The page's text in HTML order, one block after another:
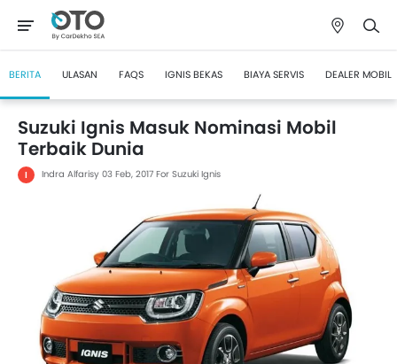
BERITA ULASAN FAQS IGNIS BEKAS BIAYA SERVIS DEALER MOBIL
Suzuki Ignis Masuk Nominasi Mobil
Terbaik Dunia
I Indra Alfarisy 03 Feb, 2017 For Suzuki Ignis